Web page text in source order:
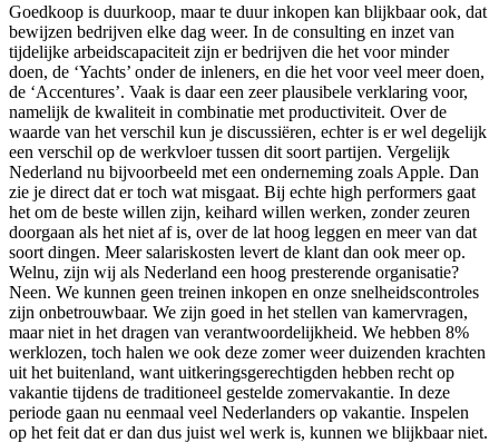
Goedkoop is duurkoop, maar te duur inkopen kan blijkbaar ook, dat
bewijzen bedrijven elke dag weer. In de consulting en inzet van
tijdelijke arbeidscapaciteit zijn er bedrijven die het voor minder
doen, de ‘Yachts’ onder de inleners, en die het voor veel meer doen,
de ‘Accentures’. Vaak is daar een zeer plausibele verklaring voor,
namelijk de kwaliteit in combinatie met productiviteit. Over de
waarde van het verschil kun je discussiëren, echter is er wel degelijk
een verschil op de werkvloer tussen dit soort partijen. Vergelijk
Nederland nu bijvoorbeeld met een onderneming zoals Apple. Dan
zie je direct dat er toch wat misgaat. Bij echte high performers gaat
het om de beste willen zijn, keihard willen werken, zonder zeuren
doorgaan als het niet af is, over de lat hoog leggen en meer van dat
soort dingen. Meer salariskosten levert de klant dan ook meer op.
Welnu, zijn wij als Nederland een hoog presterende organisatie?
Neen. We kunnen geen treinen inkopen en onze snelheidscontroles
zijn onbetrouwbaar. We zijn goed in het stellen van kamervragen,
maar niet in het dragen van verantwoordelijkheid. We hebben 8%
werklozen, toch halen we ook deze zomer weer duizenden krachten
uit het buitenland, want uitkeringsgerechtigden hebben recht op
vakantie tijdens de traditioneel gestelde zomervakantie. In deze
periode gaan nu eenmaal veel Nederlanders op vakantie. Inspelen
op het feit dat er dan dus juist wel werk is, kunnen we blijkbaar niet.